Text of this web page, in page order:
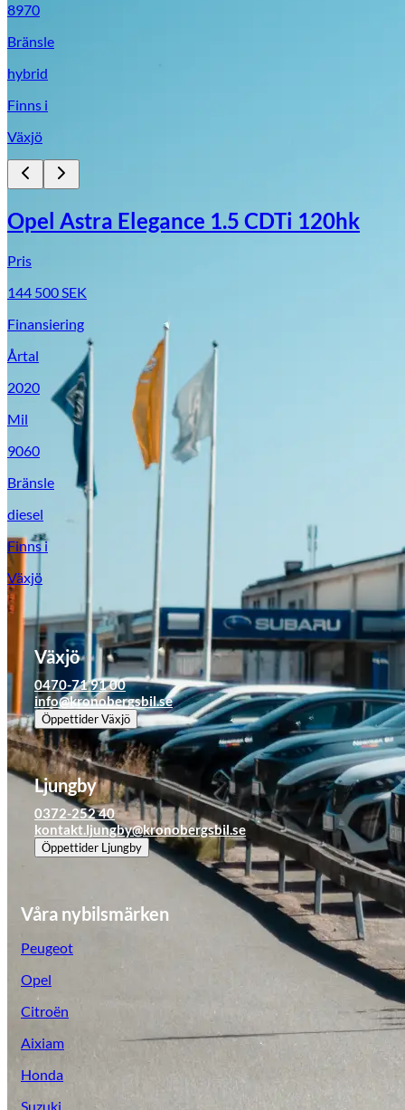
Suzuki
Leapmotor
Tillbehör & reservdelar
8970
Bränsle
hybrid
Finns i
Växjö
Opel Astra Elegance 1.5 CDTi 120hk
Pris
144 500SEK
Finansiering
Årtal
2020
Mil
9060
Bränsle
diesel
Finns i
Växjö
Växjö
0470-71 91 00
info@kronobergsbil.se
ÖppettiderVäxjö
Ljungby
0372-252 40
kontakt.ljungby@kronobergsbil.se
Öppettider Ljungby
Våra nybilsmärken
Peugeot
Opel
Citroën
Aixiam
Honda
Suzuki